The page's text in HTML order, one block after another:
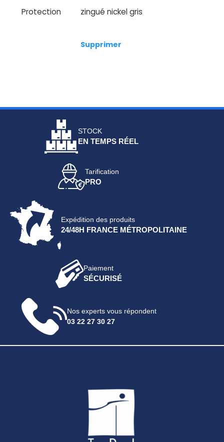
Protection zingué nickel gris
Supprimer
STOCK
EN TEMPS RÉEL
Tarification
PRO
Expédition des produits
24/48H FRANCE MÉTROPOLITAINE
Paiement
SÉCURISÉ
Nos experts vous répondent
03 22 27 30 27